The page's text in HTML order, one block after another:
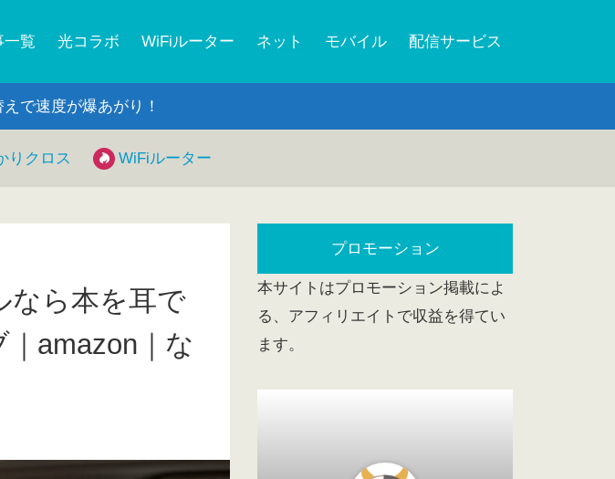
一覧 光コラボ WiFiルーター ネット モバイル 配信サービス
で速度が爆あがり！
りクロス WiFiルーター
なら本を耳で
amazon｜な
プロモーション
本サイトはプロモーション掲載によ
る、アフィリエイトで収益を得てい
ます。